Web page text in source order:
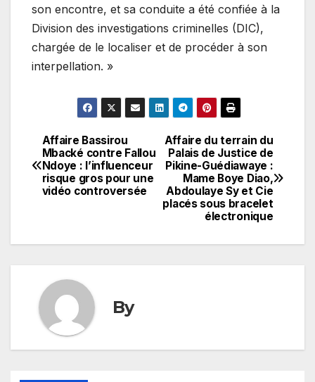
son encontre, et sa conduite a été confiée à la
Division des investigations criminelles (DIC),
chargée de le localiser et de procéder à son
interpellation. »
Navigation
de
Affaire du terrain du
Palais de Justice de
Pikine-Guédiawaye :
Mame Boye Diao,
Abdoulaye Sy et Cie
placés sous bracelet
électronique
Affaire Bassirou
Mbacké contre Fallou
Ndoye : l’influenceur
risque gros pour une
vidéo controversée
By